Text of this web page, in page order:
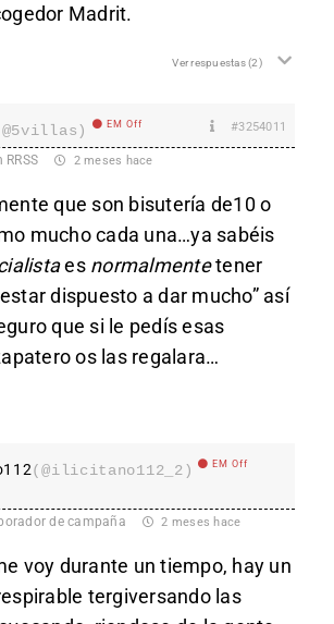
Madrit.
Ver respuestas(2)
EM Off #3254011
RRSS 2 meses hace
que son bisutería de10 o
mucho cada una…ya sabéis
es normalmentetener
dispuesto a dar mucho” así
que si le pedís esas
os las regalara…
(@ilicitano112_2) EM Off
de campaña 2 meses hace
voy durante un tiempo, hay un
tergiversando las